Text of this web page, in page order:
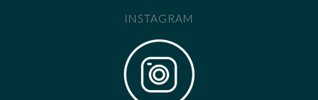
INSTAGRAM